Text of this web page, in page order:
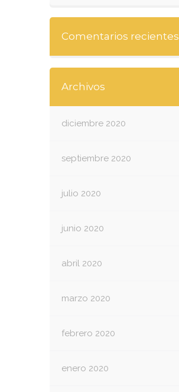
Comentarios recientes
Archivos
diciembre 2020
septiembre 2020
julio 2020
junio 2020
abril 2020
marzo 2020
febrero 2020
enero 2020